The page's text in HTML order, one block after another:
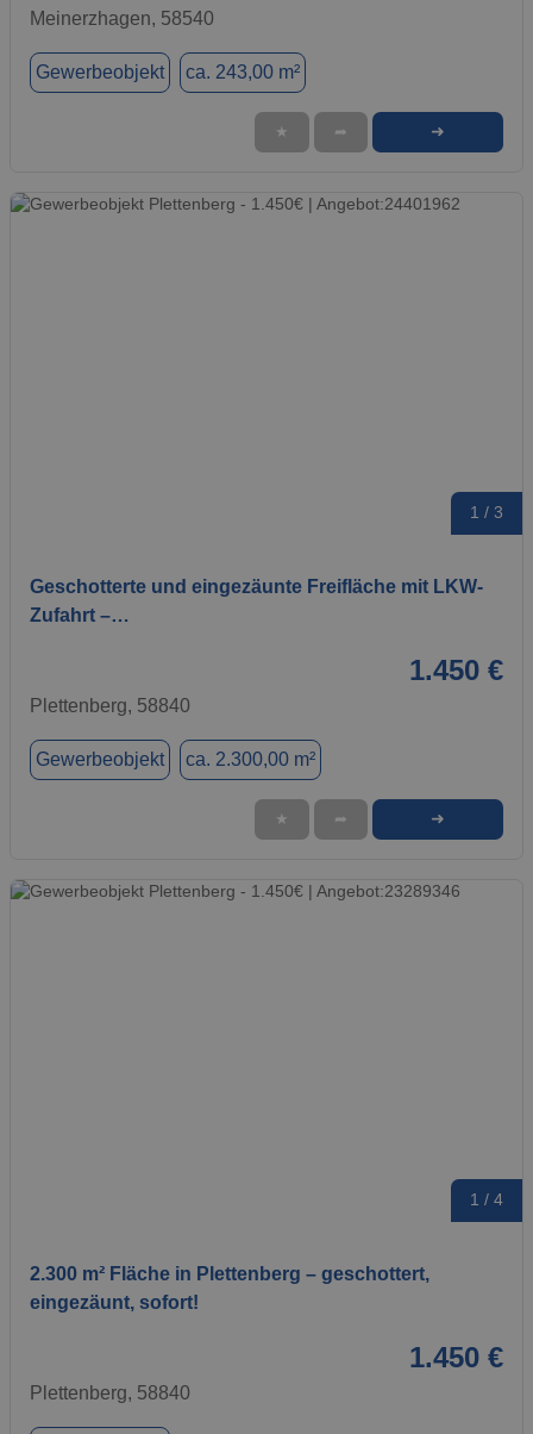
Meinerzhagen, 58540
Gewerbeobjekt ca. 243,00 m²
★ ➦ ➜
1 / 3
Geschotterte und eingezäunte Freifläche mit LKW-
Zufahrt –…
1.450 €
Plettenberg, 58840
Gewerbeobjekt ca. 2.300,00 m²
★ ➦ ➜
1 / 4
2.300 m² Fläche in Plettenberg – geschottert,
eingezäunt, sofort!
1.450 €
Plettenberg, 58840